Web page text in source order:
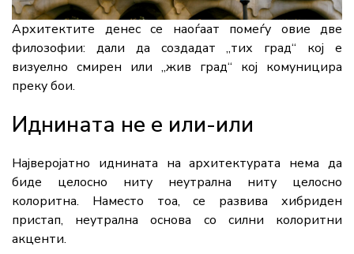
Архитектите денес се наоѓаат помеѓу овие две
филозофии: дали да создадат „тих град“ кој е
визуелно смирен или „жив град“ кој комуницира
преку бои.
Иднината не е или-или
Најверојатно иднината на архитектурата нема да
биде целосно ниту неутрална ниту целосно
колоритна. Наместо тоа, се развива хибриден
пристап, неутрална основа со силни колоритни
акценти.